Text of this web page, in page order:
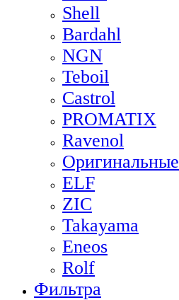
Shell
Bardahl
NGN
Teboil
Castrol
PROMATIX
Ravenol
Оригинальные
ELF
ZIC
Takayama
Eneos
Rolf
Фильтра